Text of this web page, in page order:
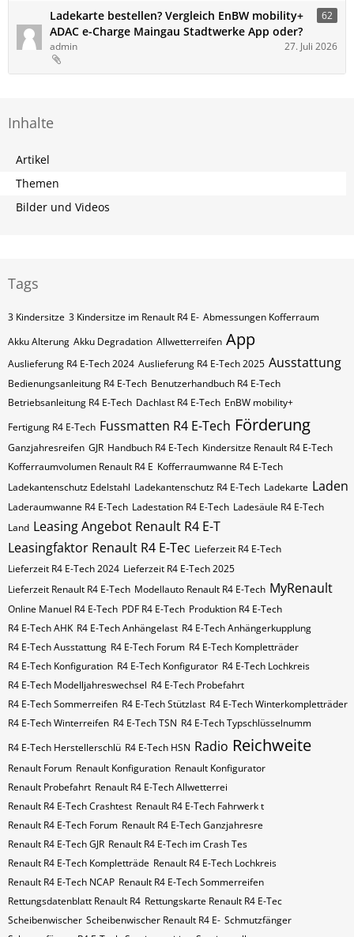
Ladekarte bestellen? Vergleich EnBW mobility+
ADAC e-Charge Maingau Stadtwerke App oder?
62
admin 27. Juli 2026
Inhalte
Artikel
Themen
Bilder und Videos
Tags
3 Kindersitze 3 Kindersitze im Renault R4 E- Abmessungen Kofferraum
Akku Alterung Akku Degradation Allwetterreifen App
Auslieferung R4 E-Tech 2024 Auslieferung R4 E-Tech 2025 Ausstattung
Bedienungsanleitung R4 E-Tech Benutzerhandbuch R4 E-Tech
Betriebsanleitung R4 E-Tech Dachlast R4 E-Tech EnBW mobility+
Fertigung R4 E-Tech Fussmatten R4 E-Tech Förderung
Ganzjahresreifen GJR Handbuch R4 E-Tech Kindersitze Renault R4 E-Tech
Kofferraumvolumen Renault R4 E Kofferraumwanne R4 E-Tech
Ladekantenschutz Edelstahl Ladekantenschutz R4 E-Tech Ladekarte Laden
Laderaumwanne R4 E-Tech Ladestation R4 E-Tech Ladesäule R4 E-Tech
Land Leasing Angebot Renault R4 E-T
Leasingfaktor Renault R4 E-Tec Lieferzeit R4 E-Tech
Lieferzeit R4 E-Tech 2024 Lieferzeit R4 E-Tech 2025
Lieferzeit Renault R4 E-Tech Modellauto Renault R4 E-Tech MyRenault
Online Manuel R4 E-Tech PDF R4 E-Tech Produktion R4 E-Tech
R4 E-Tech AHK R4 E-Tech Anhängelast R4 E-Tech Anhängerkupplung
R4 E-Tech Ausstattung R4 E-Tech Forum R4 E-Tech Kompletträder
R4 E-Tech Konfiguration R4 E-Tech Konfigurator R4 E-Tech Lochkreis
R4 E-Tech Modelljahreswechsel R4 E-Tech Probefahrt
R4 E-Tech Sommerreifen R4 E-Tech Stützlast R4 E-Tech Winterkompletträder
R4 E-Tech Winterreifen R4 E-Tech​​​​ TSN R4 E-Tech​​​​ Typschlüsselnumm
R4 E-Tech​​​​​ Herstellerschlü R4 E-Tech​​​​​ HSN Radio Reichweite
Renault Forum Renault Konfiguration Renault Konfigurator
Renault Probefahrt Renault R4 E-Tech Allwetterrei
Renault R4 E-Tech Crashtest Renault R4 E-Tech Fahrwerk t
Renault R4 E-Tech Forum Renault R4 E-Tech Ganzjahresre
Renault R4 E-Tech GJR Renault R4 E-Tech im Crash Tes
Renault R4 E-Tech Kompletträde Renault R4 E-Tech Lochkreis
Renault R4 E-Tech NCAP Renault R4 E-Tech Sommerreifen
Rettungsdatenblatt Renault R4 Rettungskarte Renault R4 E-Tec
Scheibenwischer Scheibenwischer Renault​ R4 E- Schmutzfänger